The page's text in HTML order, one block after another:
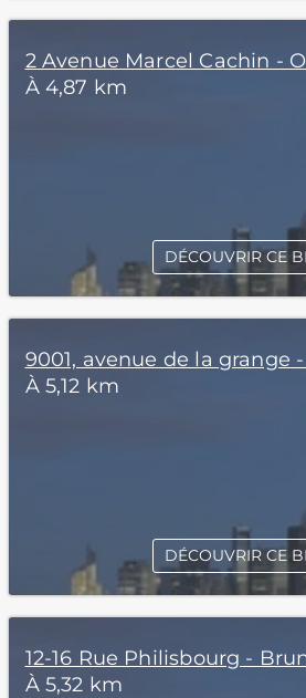
2 Avenue Marcel Cachin -
À 4,87 km
DÉCOUVRIR CE
9001, avenue de la grange -
À 5,12 km
DÉCOUVRIR CE
12-16 Rue Philisbourg -
À 5,32 km